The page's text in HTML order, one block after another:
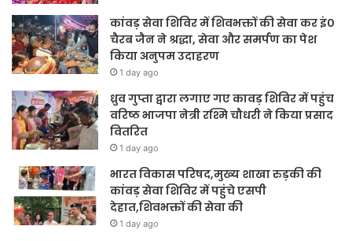
कांवड़ सेवा शिविर में शिवभक्तों की सेवा कर इं०
चैरब जैन ने श्रद्धा, सेवा और समर्पण का पेश
किया अनुपम उदाहरण
1 day ago
ध्रुव गुप्ता द्वारा लगाए गए कावड़ शिविर में पहुंच
वरिष्ठ भाजपा नेत्री रश्मि चौधरी ने किया प्रसाद
वितरित
1 day ago
भारत विकास परिषद,मुख्य शाखा रुड़की की
कांवड़ सेवा शिविर में पहुंचे एसपी
देहात,शिवभक्तों की सेवा की
1 day ago